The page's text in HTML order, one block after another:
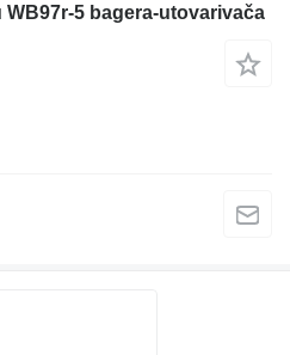
5 bagera-utovarivača